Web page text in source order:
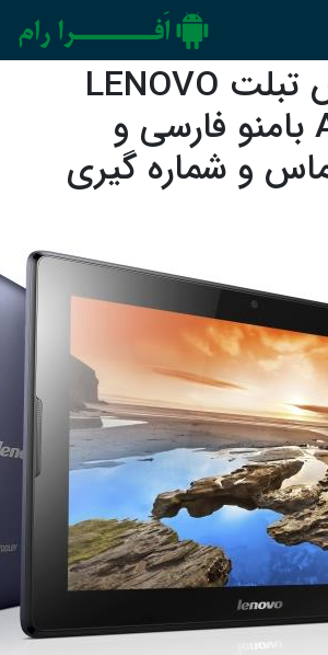
فایل فلش تبلت LENOVO
A7600-H بامنو فارسی و
و شماره گیری